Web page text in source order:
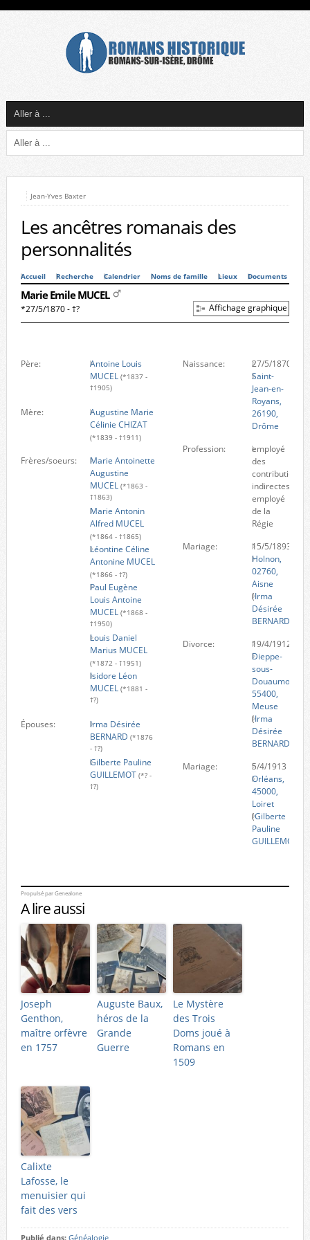
Jean-Yves Baxter
Les ancêtres romanais des
personnalités
Accueil Recherche Calendrier Noms de famille Lieux Documents
Marie Emile MUCEL
*27/5/1870 - †? Affichage graphique
Père:
Antoine Louis
MUCEL (*1837 -
†1905)
Mère:
Augustine Marie
Célinie CHIZAT
(*1839 - †1911)
Frères/soeurs:
Marie Antoinette
Augustine
MUCEL (*1863 -
†1863)
Marie Antonin
Alfred MUCEL
(*1864 - †1865)
Léontine Céline
Antonine MUCEL
(*1866 - †?)
Paul Eugène
Louis Antoine
MUCEL (*1868 -
†1950)
Louis Daniel
Marius MUCEL
(*1872 - †1951)
Isidore Léon
MUCEL (*1881 -
†?)
Épouses:
Irma Désirée
BERNARD (*1876
- †?)
Gilberte Pauline
GUILLEMOT (*? -
†?)
Naissance:
27/5/1870
Saint-
Jean-en-
Royans,
26190,
Drôme
Profession:
employé
des
contributions
indirectes,
employé
de la
Régie
Mariage:
15/5/1893
Holnon,
02760,
Aisne
(Irma
Désirée
BERNARD
Divorce:
19/4/1912
Dieppe-
sous-
Douaumont,
55400,
Meuse
(Irma
Désirée
BERNARD
Mariage:
5/4/1913
Orléans,
45000,
Loiret
(Gilberte
Pauline
GUILLEMOT
Propulsé par Genealone
A lire aussi
Joseph
Genthon,
maître orfèvre
en 1757
Auguste Baux,
héros de la
Grande
Guerre
Le Mystère
des Trois
Doms joué à
Romans en
1509
Calixte
Lafosse, le
menuisier qui
fait des vers
Publié dans: Généalogie